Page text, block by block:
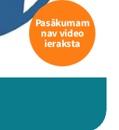
Pasākumam
nav video
ieraksta